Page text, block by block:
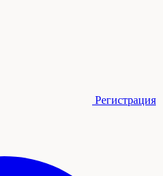
Регистрация